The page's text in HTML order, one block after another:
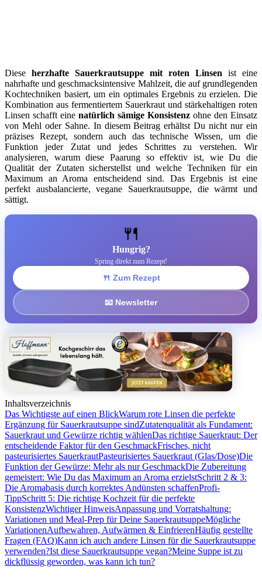
Diese herzhafte Sauerkrautsuppe mit roten Linsen ist eine
nahrhafte und geschmacksintensive Mahlzeit, die auf grundlegenden
Kochtechniken basiert, um ein optimales Ergebnis zu erzielen. Die
Kombination aus fermentiertem Sauerkraut und stärkehaltigen roten
Linsen schafft eine natürlich sämige Konsistenz ohne den Einsatz
von Mehl oder Sahne. In diesem Beitrag erhältst Du nicht nur ein
präzises Rezept, sondern auch das technische Wissen, um die
Funktion jeder Zutat und jedes Schrittes zu verstehen. Wir
analysieren, warum diese Paarung so effektiv ist, wie Du die
Qualität der Zutaten sicherstellst und welche Techniken für ein
Maximum an Aroma entscheidend sind. Das Ergebnis ist eine
perfekt ausbalancierte, vegane Sauerkrautsuppe, die wärmt und
sättigt.
🍴
Hungrig?
Spring direkt zum Rezept!
🍴 Zum Rezept
📧 Newsletter
Inhaltsverzeichnis
Das Wichtigste auf einen BlickWarum rote Linsen die perfekte
Ergänzung für Sauerkrautsuppe sindZutatenqualität als Fundament:
Sauerkraut und Gewürze richtig wählenDas richtige Sauerkraut: Der
entscheidende Faktor für den GeschmackFrisches, nicht
pasteurisiertes SauerkrautPasteurisiertes Sauerkraut (Glas/Dose)Die
Funktion der Gewürze: Mehr als nur GeschmackDie Zubereitung
gemeistert: Wie Du das Maximum an Aroma erzielstSchritt 2 & 3:
Die Aromabasis durch korrektes Andünsten schaffenProfi-
TippSchritt 5: Die richtige Kochzeit für die perfekte
KonsistenzWichtiger HinweisAnpassung und Vorratshaltung:
Variationen und Meal-Prep für Deine SauerkrautsuppeMögliche
VariationenAufbewahren, Aufwärmen & EinfrierenHäufig gestellte
Fragen (FAQ)Kann ich auch andere Linsen für die Sauerkrautsuppe
verwenden?Ist diese Sauerkrautsuppe vegan?Meine Suppe ist zu
dickflüssig geworden, was kann ich tun?